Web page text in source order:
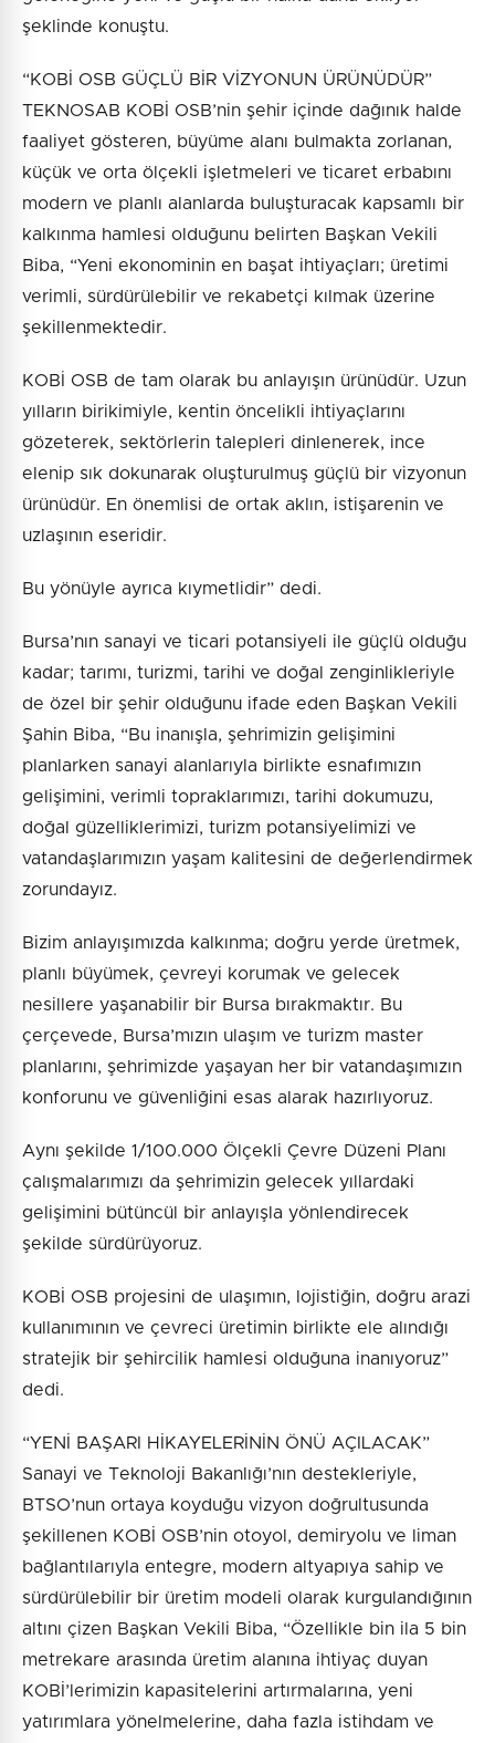
şeklinde konuştu.
“KOBİ OSB GÜÇLÜ BİR VİZYONUN ÜRÜNÜDÜR”
TEKNOSAB KOBİ OSB’nin şehir içinde dağınık halde
faaliyet gösteren, büyüme alanı bulmakta zorlanan,
küçük ve orta ölçekli işletmeleri ve ticaret erbabını
modern ve planlı alanlarda buluşturacak kapsamlı bir
kalkınma hamlesi olduğunu belirten Başkan Vekili
Biba, “Yeni ekonominin en başat ihtiyaçları; üretimi
verimli, sürdürülebilir ve rekabetçi kılmak üzerine
şekillenmektedir.
KOBİ OSB de tam olarak bu anlayışın ürünüdür. Uzun
yılların birikimiyle, kentin öncelikli ihtiyaçlarını
gözeterek, sektörlerin talepleri dinlenerek, ince
elenip sık dokunarak oluşturulmuş güçlü bir vizyonun
ürünüdür. En önemlisi de ortak aklın, istişarenin ve
uzlaşının eseridir.
Bu yönüyle ayrıca kıymetlidir” dedi.
Bursa’nın sanayi ve ticari potansiyeli ile güçlü olduğu
kadar; tarımı, turizmi, tarihi ve doğal zenginlikleriyle
de özel bir şehir olduğunu ifade eden Başkan Vekili
Şahin Biba, “Bu inanışla, şehrimizin gelişimini
planlarken sanayi alanlarıyla birlikte esnafımızın
gelişimini, verimli topraklarımızı, tarihi dokumuzu,
doğal güzelliklerimizi, turizm potansiyelimizi ve
vatandaşlarımızın yaşam kalitesini de değerlendirmek
zorundayız.
Bizim anlayışımızda kalkınma; doğru yerde üretmek,
planlı büyümek, çevreyi korumak ve gelecek
nesillere yaşanabilir bir Bursa bırakmaktır. Bu
çerçevede, Bursa’mızın ulaşım ve turizm master
planlarını, şehrimizde yaşayan her bir vatandaşımızın
konforunu ve güvenliğini esas alarak hazırlıyoruz.
Aynı şekilde 1/100.000 Ölçekli Çevre Düzeni Planı
çalışmalarımızı da şehrimizin gelecek yıllardaki
gelişimini bütüncül bir anlayışla yönlendirecek
şekilde sürdürüyoruz.
KOBİ OSB projesini de ulaşımın, lojistiğin, doğru arazi
kullanımının ve çevreci üretimin birlikte ele alındığı
stratejik bir şehircilik hamlesi olduğuna inanıyoruz”
dedi.
“YENİ BAŞARI HİKAYELERİNİN ÖNÜ AÇILACAK”
Sanayi ve Teknoloji Bakanlığı’nın destekleriyle,
BTSO’nun ortaya koyduğu vizyon doğrultusunda
şekillenen KOBİ OSB’nin otoyol, demiryolu ve liman
bağlantılarıyla entegre, modern altyapıya sahip ve
sürdürülebilir bir üretim modeli olarak kurgulandığının
altını çizen Başkan Vekili Biba, “Özellikle bin ila 5 bin
metrekare arasında üretim alanına ihtiyaç duyan
KOBİ’lerimizin kapasitelerini artırmalarına, yeni
yatırımlara yönelmelerine, daha fazla istihdam ve